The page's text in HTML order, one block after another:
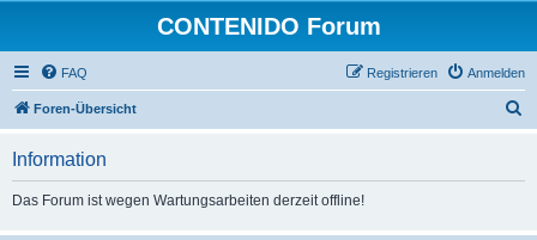
CONTENIDO Forum
FAQ Anmelden
Registrieren
Foren-Übersicht
Information
Das Forum ist wegen Wartungsarbeiten derzeit offline!